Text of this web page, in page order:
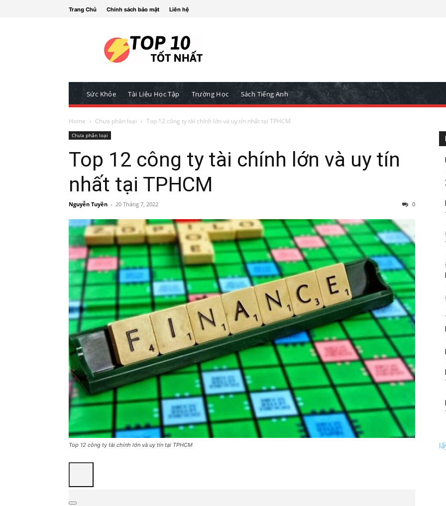
Trang Chủ Chính sách bảo mật Liên hệ
Sức Khỏe Tài Liệu Học Tập Trường Học Sách Tiếng Anh
Home Chưa phân loại Top 12 công ty tài chính lớn và uy tín nhất tại TPHCM
Chưa phân loại
Top 12 công ty tài chính lớn và uy tín
nhất tại TPHCM
Nguyễn Tuyền - 20 Tháng 7, 2022 0
Top 12 công ty tài chính lớn và uy tín tại TPHCM